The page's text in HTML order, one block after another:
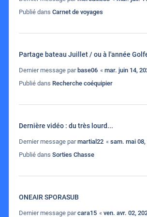
Publié dans Carnet de voyages
Partage bateau Juillet / ou à l'année
Dernier message par base06 « mar. juin 14,
Publié dans Recherche coéquipier
Dernière vidéo : du très lourd...
Dernier message parmartial22 « sam. mai 08,
Publié dans Sorties Chasse
ONEAIR SPORASUB
Dernier message parcara15 « ven. avr. 02,